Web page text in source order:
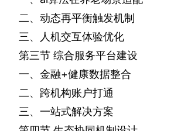
二、动态再平衡触发机制
三、人机交互体验优化
第三节 综合服务平台建设
一、金融+健康数据整合
二、跨机构账户打通
三、一站式解决方案